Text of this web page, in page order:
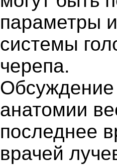
параметры
системы
черепа.
анатомии
последнее
врачей